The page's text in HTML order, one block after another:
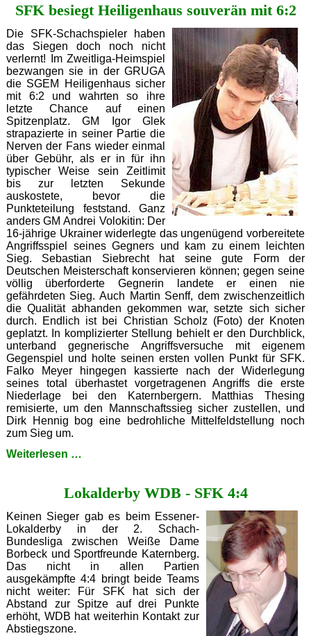
SG
Porz
II
5:3
SFK besiegt Heiligenhaus souverän mit 6:2
Die SFK-Schachspieler haben
das Siegen doch noch nicht
verlernt! Im Zweitliga-Heimspiel
bezwangen sie in der GRUGA
die SGEM Heiligenhaus sicher
mit 6:2 und wahrten so ihre
letzte Chance auf einen
Spitzenplatz. GM Igor Glek
strapazierte in seiner Partie die
Nerven der Fans wieder einmal
über Gebühr, als er in für ihn
typischer Weise sein Zeitlimit
bis zur letzten Sekunde
auskostete, bevor die
Punkteteilung feststand. Ganz
anders GM Andrei Volokitin: Der
16-jährige Ukrainer widerlegte das ungenügend vorbereitete
Angriffsspiel seines Gegners und kam zu einem leichten
Sieg. Sebastian Siebrecht hat seine gute Form der
Deutschen Meisterschaft konservieren können; gegen seine
völlig überforderte Gegnerin landete er einen nie
gefährdeten Sieg. Auch Martin Senff, dem zwischenzeitlich
die Qualität abhanden gekommen war, setzte sich sicher
durch. Endlich ist bei Christian Scholz (Foto) der Knoten
geplatzt. In komplizierter Stellung behielt er den Durchblick,
unterband gegnerische Angriffsversuche mit eigenem
Gegenspiel und holte seinen ersten vollen Punkt für SFK.
Falko Meyer hingegen kassierte nach der Widerlegung
seines total überhastet vorgetragenen Angriffs die erste
Niederlage bei den Katernbergern. Matthias Thesing
remisierte, um den Mannschaftssieg sicher zustellen, und
Dirk Hennig bog eine bedrohliche Mittelfeldstellung noch
zum Sieg um.
Weiterlesen …
souverän
6:2
Lokalderby WDB - SFK 4:4
Keinen Sieger gab es beim Essener-
Lokalderby in der 2. Schach-
Bundesliga zwischen Weiße Dame
Borbeck und Sportfreunde Katernberg.
Das nicht in allen Partien
ausgekämpfte 4:4 bringt beide Teams
nicht weiter: Für SFK hat sich der
Abstand zur Spitze auf drei Punkte
erhöht, WDB hat weiterhin Kontakt zur
Abstiegszone.